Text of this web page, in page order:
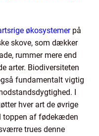
økosystemerpå
skove, som dækker
rummer mere end
arter. Biodiversiteten
fundamentalt vigtig
I
hver art de øvrige
toppen af fødekæden
trues denne